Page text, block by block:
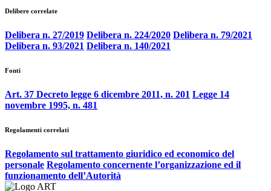
Delibere correlate
Delibera n. 27/2019 Delibera n. 224/2020 Delibera n. 79/2021
Delibera n. 93/2021 Delibera n. 140/2021
Fonti
Art. 37 Decreto legge 6 dicembre 2011, n. 201 Legge 14
novembre 1995, n. 481
Regolamenti correlati
Regolamento sul trattamento giuridico ed economico del
personale Regolamento concernente l’organizzazione ed il
funzionamento dell’Autorità